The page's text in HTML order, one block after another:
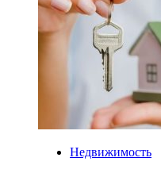
Недвижимость